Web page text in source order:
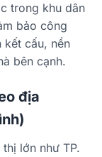
trong khu dân
bảo công
kết cấu, nền
bên cạnh.
địa
lớn như TP.